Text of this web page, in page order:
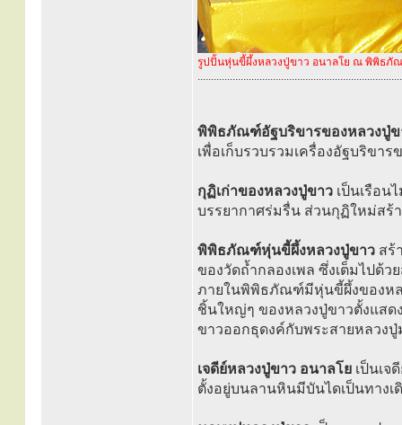
รูปปั้นหุ่นขี้ผึ้งหลวงปู่ขาว อนาลโย ณ พิพิธภั
............................................................................
พิพิธภัณฑ์อัฐบริขารของหลวงปู่ข
เพื่อเก็บรวบรวมเครื่องอัฐบริขา
กุฏิเก่าของหลวงปู่ขาว เป็นเรือน
บรรยากาศร่มรื่น ส่วนกุฏิใหม่สร้
พิพิธภัณฑ์หุ่นขี้ผึ้งหลวงปู่ขาว สร้
ของวัดถ้ำกลองเพล ซึ่งเต็มไปด้
ภายในพิพิธภัณฑ์มีหุ่นขี้ผึ้งของหล
ชิ้นใหญ่ๆ ของหลวงปู่ขาวตั้งแสด
ขาวออกธุดงค์กับพระสายหลวง
เจดีย์หลวงปู่ขาว อนาลโย เป็นเจ
ตั้งอยู่บนลานหินมีบันไดเป็นทางเ